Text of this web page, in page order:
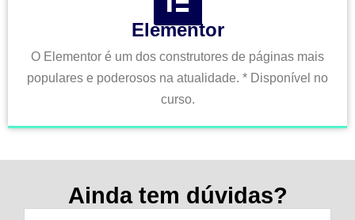
Elementor
O Elementor é um dos construtores de páginas mais
populares e poderosos na atualidade. * Disponível no
curso.
Ainda tem dúvidas?